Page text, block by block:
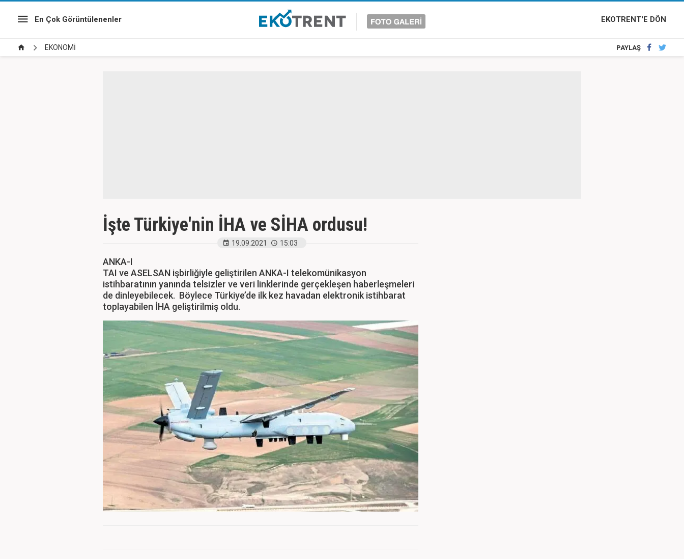
En Çok Görüntülenenler EKOTRENT'E DÖN
EKONOMİ PAYLAŞ
İşte Türkiye'nin İHA ve SİHA ordusu!
19.09.2021 15:03
ANKA-I
TAI ve ASELSAN işbirliğiyle geliştirilen ANKA-I telekomünikasyon
istihbaratının yanında telsizler ve veri linklerinde gerçekleşen haberleşmeleri
de dinleyebilecek. Böylece Türkiye’de ilk kez havadan elektronik istihbarat
toplayabilen İHA geliştirilmiş oldu.